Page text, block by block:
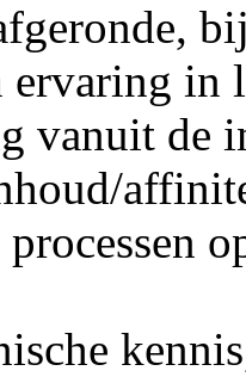
ervaring in
vanuit de